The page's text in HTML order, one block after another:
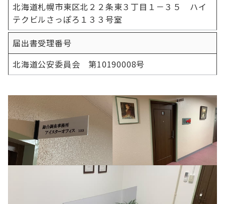
北海道札幌市東区北２２条東３丁目１－３５ ハイ
テクビルさっぽろ１３３号室
届出書受理番号
北海道公安委員会 第10190008号